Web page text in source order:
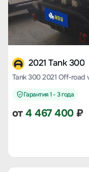
2021 Tank 300
Tank 300 2021 Off-road
Гарантия 1 - 3 года
от4 467 400₽